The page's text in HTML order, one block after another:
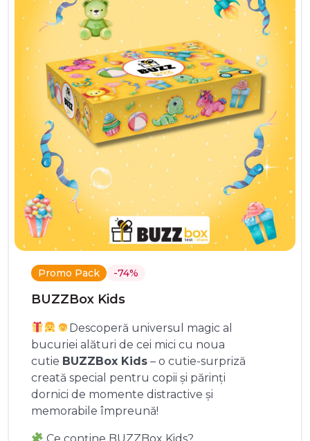
Promo Pack -74%
BUZZBox Kids
Descoperă universul magic al
bucuriei alături de cei mici cu noua
cutie BUZZBox Kids – o cutie-surpriză
creată special pentru copii și părinți
dornici de momente distractive și
memorabile împreună!
Ce conține BUZZBox Kids?